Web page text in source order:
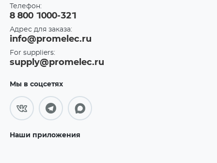
Телефон:
8 800 1000-321
Адрес для заказа:
info@promelec.ru
For suppliers:
supply@promelec.ru
Мы в соцсетях
Наши приложения